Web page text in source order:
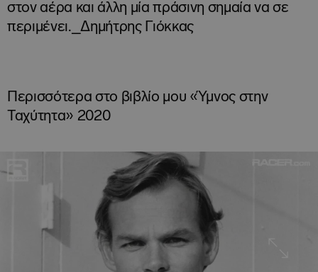
στον αέρα και άλλη μία πράσινη σημαία να σε
περιμένει._Δημήτρης Γιόκκας
Περισσότερα στο βιβλίο μου «Ύμνος στην
Ταχύτητα» 2020